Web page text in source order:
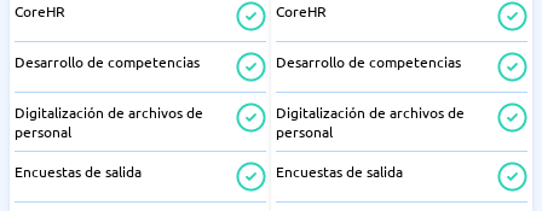
CoreHR
Desarrollo de competencias
Digitalización de archivos de
personal
Encuestas de salida
CoreHR
Desarrollo de competencias
Digitalización de archivos de
personal
Encuestas de salida